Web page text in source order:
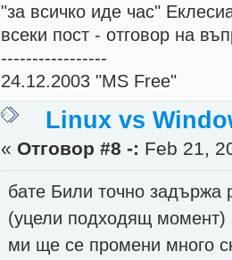
"за всичко иде час"
всеки пост - отговор на
-----------------
24.12.2003 "MS Free"
Linux vs
« Отговор #8 -: Feb 21,
бате Били точно задържа
(уцели подходящ момент)
ми ще се промени много